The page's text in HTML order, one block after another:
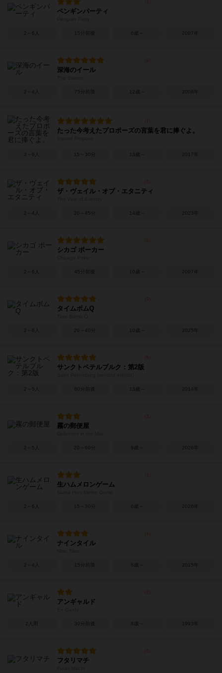
ペンギンパーティ
2～6人 15分前後 6歳～ 2007年
深海のイール
2～4人 75分前後 12歳～ 2008年
たった今考えたプロポーズの言葉を君に捧ぐよ。
3～6人 15～30分 13歳～ 2017年
ザ・ヴェイル・オブ・エタニティ
2～4人 30～45分 14歳～ 2023年
シカゴ ポーカー
2～6人 45分前後 10歳～ 2007年
タイムボムQ
2～8人 20～40分 10歳～ 2025年
サンクトペテルブルク：第2版
2～5人 60分前後 13歳～ 2014年
霧の郵便屋
2～5人 20～60分 9歳～ 2026年
生ハムメロンゲーム
2～6人 15～30分 6歳～ 2026年
ナインタイル
2～4人 15分前後 6歳～ 2015年
アンギャルド
2人用 30分前後 8歳～ 1993年
フタリマチ